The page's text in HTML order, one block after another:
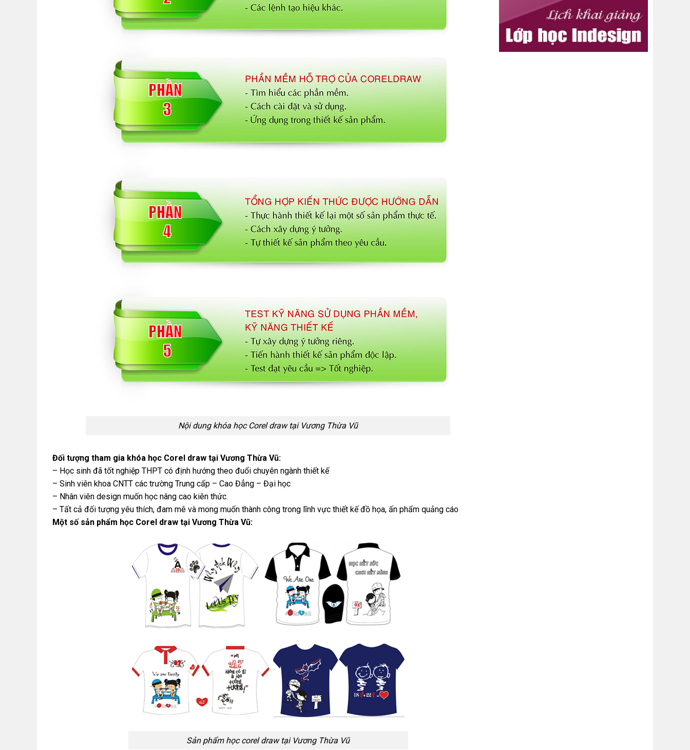
Nội dung khóa học Corel draw tại Vương Thừa Vũ
Đối tượng tham gia khóa học Corel draw tại Vương Thừa Vũ:
– Học sinh đã tốt nghiệp THPT có định hướng theo đuổi chuyên ngành thiết kế
– Sinh viên khoa CNTT các trường Trung cấp – Cao Đẳng – Đại học
– Nhân viên design muốn học nâng cao kiên thức.
– Tất cả đối tượng yêu thích, đam mê và mong muốn thành công trong lĩnh vực thiết kế đồ họa, ấn phẩm quảng cáo
Một số sản phẩm học Corel draw tại Vương Thừa Vũ:
Sản phẩm học corel draw tại Vương Thừa Vũ